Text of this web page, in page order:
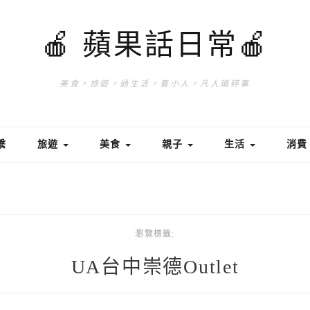
🍎 蘋果話日常🍎
美食。旅遊。過生活。養小人。凡人瑣碎事
旅遊 美食 親子 生活 消費
瀏覽標籤:
UA台中崇德Outlet